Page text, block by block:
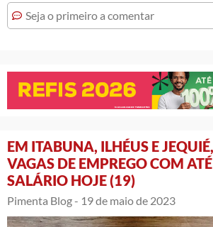
Seja o primeiro a comentar
EM ITABUNA, ILHÉUS E
VAGAS DE EMPREGO COM
SALÁRIO HOJE (19)
Pimenta Blog - 19 de maio de 2023